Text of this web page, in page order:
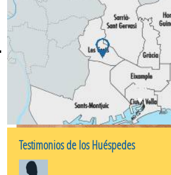
fútbol del FC Barcelona.
El estadio del Camp
Nou
, con capacidad para casi 100.000
espectadores (el más grande de Europa) es
centro del escenario" enLes Corts
. El
es ideal para las familias que les gusta viajar
región (la estación de tren deSantsestá muy
cerca, (a sólo dos paradas de metro); para
personas que vienen a hacer negocios en la
(con acceso rápido y fácil al aeropuerto de
Barcelona); y amigos que vienen a ver un
delBarçaen el¡Monumental Camp Nou!
Testimonios de los Huéspedes